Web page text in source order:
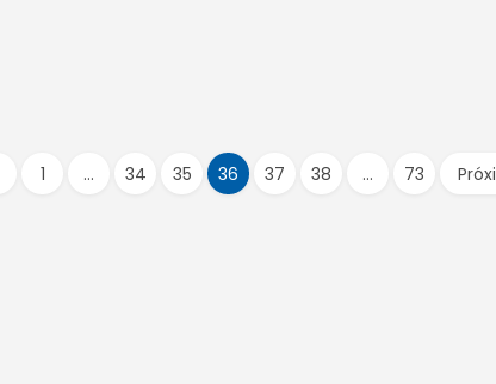
1 … 34 35 36 37 38 … 73